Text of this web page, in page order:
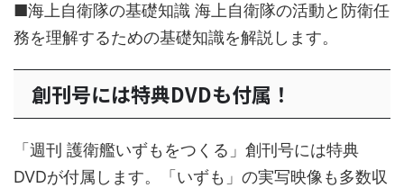
■海上自衛隊の基礎知識 海上自衛隊の活動と防衛任
務を理解するための基礎知識を解説します。
創刊号には特典DVDも付属！
「週刊 護衛艦いずもをつくる」創刊号には特典
DVDが付属します。「いずも」の実写映像も多数収